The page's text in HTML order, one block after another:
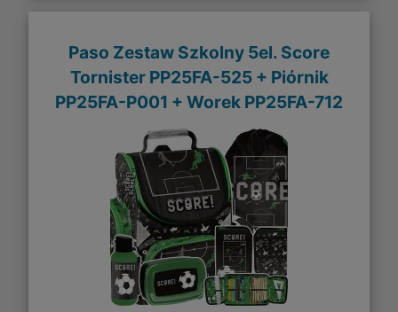
Paso Zestaw Szkolny 5el. Score
Tornister PP25FA-525 + Piórnik
PP25FA-P001 + Worek PP25FA-712